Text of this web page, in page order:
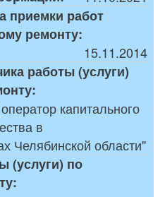
приемки работ
ремонту:
15.11.2014
работы (услуги)
капитального
в
Челябинской области"
(услуги) по